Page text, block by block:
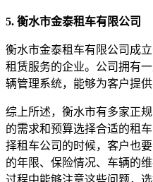
5. 衡水市金泰租车有限公司
衡水市金泰租车有限公司成
租赁服务的企业。公司拥有
辆管理系统，能够为客户提
综上所述，衡水市有多家正
的需求和预算选择合适的租
择租车公司的时候，客户也
的年限、保险情况、车辆的
过程中能够注意这些问题，